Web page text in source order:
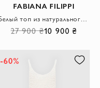
FABIANA FILIPPI
27 900 ₴10 900 ₴
-60%